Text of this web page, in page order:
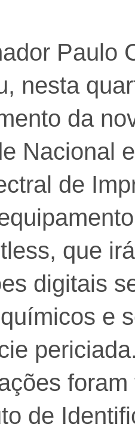
Paulo
nesta
da
Nacional
de
que
digitais
e
de